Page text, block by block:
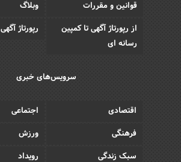
قوانین و مقررات
وبلاگ
از رپورتاژ آگهی تا کمپین
رسانه ای
رپورتاژ آگهی
سرویس‌های خبری
اقتصادی
اجتماعی
فرهنگی
ورزش
سبک زندگی
رویداد